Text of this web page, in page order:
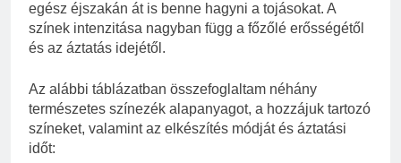
egész éjszakán át is benne hagyni a tojásokat. A
színek intenzitása nagyban függ a főzőlé erősségétől
és az áztatás idejétől.
Az alábbi táblázatban összefoglaltam néhány
természetes színezék alapanyagot, a hozzájuk tartozó
színeket, valamint az elkészítés módját és áztatási
időt: